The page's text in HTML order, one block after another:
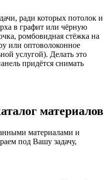
ради которых потолок и
в графит или чёрную
ромбовидная стёжка на
или оптоволоконное
услугой). Делать это
придётся снимать
материалов
материалами и
под Вашу задачу,